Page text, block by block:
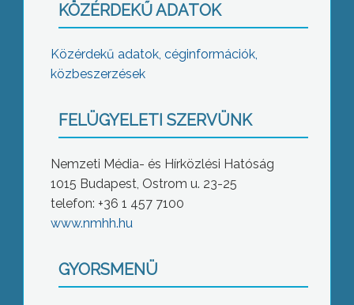
KÖZÉRDEKŰ ADATOK
Közérdekű adatok, céginformációk,
közbeszerzések
FELÜGYELETI SZERVÜNK
Nemzeti Média- és Hírközlési Hatóság
1015 Budapest, Ostrom u. 23-25
telefon: +36 1 457 7100
www.nmhh.hu
GYORSMENÜ